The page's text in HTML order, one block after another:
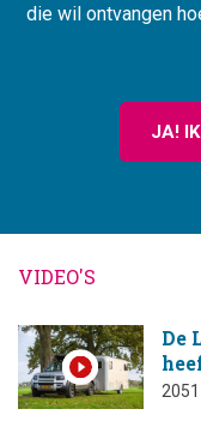
die wil ontvangen
JA!
VIDEO'S
De